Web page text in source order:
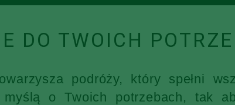
DO TWOICH
podróży, który spełni
myślą o Twoich potrzebach, tak